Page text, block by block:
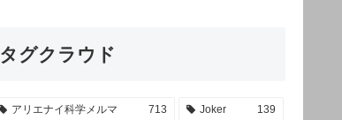
タグクラウド
アリエナイ科学メルマ 713 Joker 139